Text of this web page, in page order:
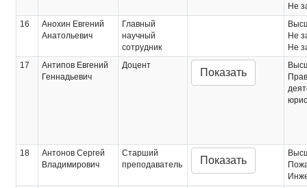
Не
16
Анохин Евгений
Анатольевич
Главный
научный
сотрудник
Не
Не
17
Антипов Евгений
Геннадьевич
Доцент
Показать
18
Антонов Сергей
Владимирович
Старший
преподаватель
Показать